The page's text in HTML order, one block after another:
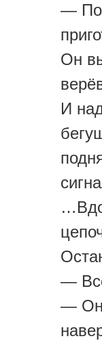
—
Он
И
—
— Он